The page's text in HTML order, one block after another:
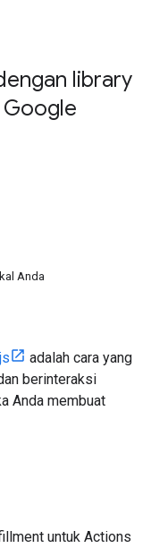
library
Anda
adalah cara yang
berinteraksi
Anda membuat
untuk Actions